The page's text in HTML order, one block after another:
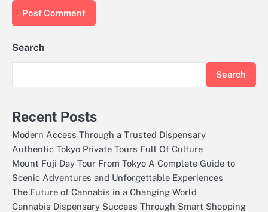
Search
Search
Recent Posts
Modern Access Through a Trusted Dispensary
Authentic Tokyo Private Tours Full Of Culture
Mount Fuji Day Tour From Tokyo A Complete Guide to
Scenic Adventures and Unforgettable Experiences
The Future of Cannabis in a Changing World
Cannabis Dispensary Success Through Smart Shopping